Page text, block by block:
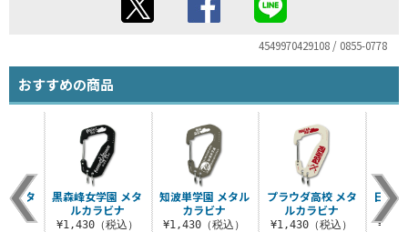
4549970429108 / 0855-0778
おすすめの商品
知波単学園 メタル
カラビナ
¥1,430（税込）
プラウダ高校 メタ
ルカラビナ
¥1,430（税込）
日本
タ
メタ
ナ
込）
黒森峰女学園 メタ
ルカラビナ
¥1,430（税込）